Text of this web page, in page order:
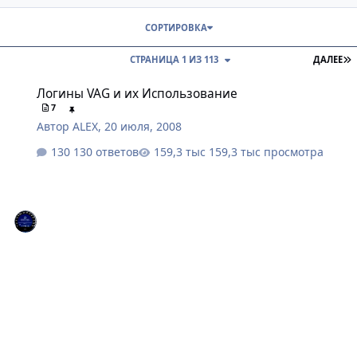
ДАЛЕЕ
СТРАНИЦА 1 ИЗ 113
СОРТИРОВКА
Логины VAG и их Использование
7
АвторALEX,20 июля, 2008
130 ответов
159,3 тыс просмотра